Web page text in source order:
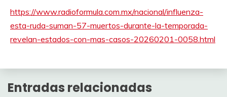
https://www.radioformula.com.mx/nacional/influenza-
esta-ruda-suman-57-muertos-durante-la-temporada-
revelan-estados-con-mas-casos-20260201-0058.html
Entradas relacionadas